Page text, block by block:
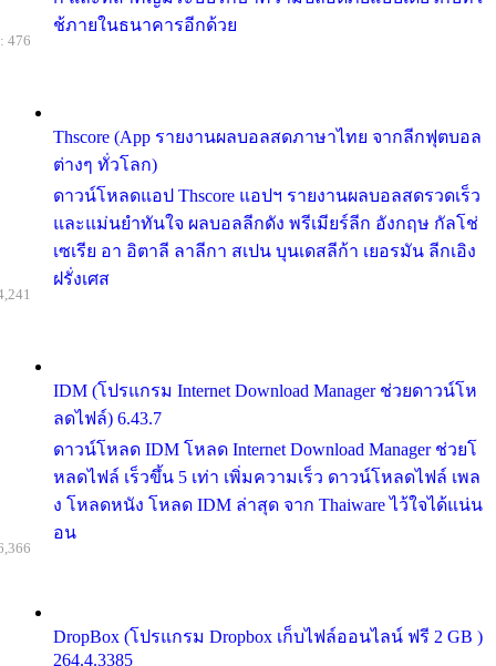
ช้ภายในธนาคารอีกด้วย
Thscore (App รายงานผลบอลสดภาษาไทย จากลีกฟุตบอล
ต่างๆ ทั่วโลก)
ดาวน์โหลดแอป Thscore แอปฯ รายงานผลบอลสดรวดเร็ว
และแม่นยำทันใจ ผลบอลลีกดัง พรีเมียร์ลีก อังกฤษ กัลโช่
เซเรีย อา อิตาลี ลาลีกา สเปน บุนเดสลีก้า เยอรมัน ลีกเอิง
ฝรั่งเศส
476
IDM (โปรแกรม Internet Download Manager ช่วยดาวน์โห
ลดไฟล์) 6.43.7
ดาวน์โหลด IDM โหลด Internet Download Manager ช่วยโ
หลดไฟล์ เร็วขึ้น 5 เท่า เพิ่มความเร็ว ดาวน์โหลดไฟล์ เพล
ง โหลดหนัง โหลด IDM ล่าสุด จาก Thaiware ไว้ใจได้แน่น
อน
DropBox (โปรแกรม Dropbox เก็บไฟล์ออนไลน์ ฟรี 2 GB )
264.4.3385